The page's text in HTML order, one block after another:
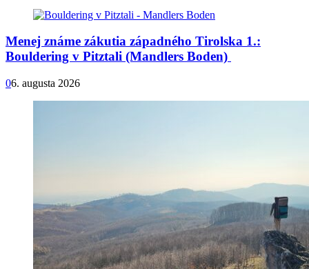
Menej známe zákutia západného Tirolska 1.:
Bouldering v Pitztali (Mandlers Boden)
06. augusta 2026